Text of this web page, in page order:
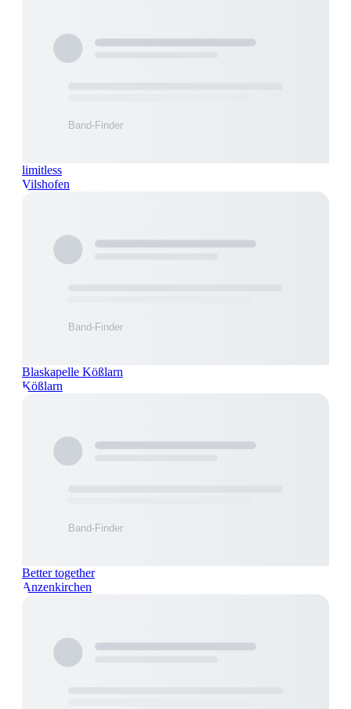
limitless
Vilshofen
Blaskapelle Kößlarn
Kößlarn
Better together
Anzenkirchen